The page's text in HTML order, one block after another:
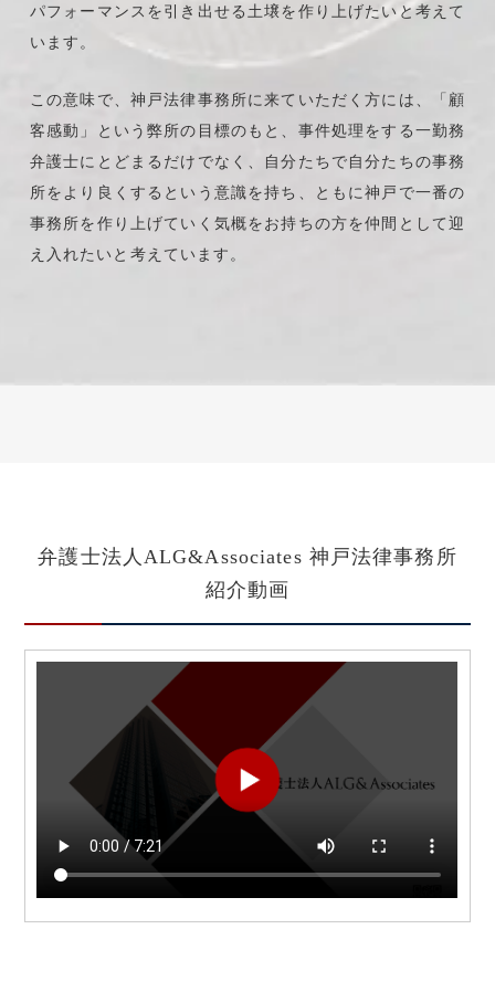
パフォーマンスを引き出せる土壌を作り上げたいと考えて
います。
この意味で、神戸法律事務所に来ていただく方には、「顧
客感動」という弊所の目標のもと、事件処理をする一勤務
弁護士にとどまるだけでなく、自分たちで自分たちの事務
所をより良くするという意識を持ち、ともに神戸で一番の
事務所を作り上げていく気概をお持ちの方を仲間として迎
え入れたいと考えています。
弁護士法人ALG&Associates 神戸法律事務所
紹介動画